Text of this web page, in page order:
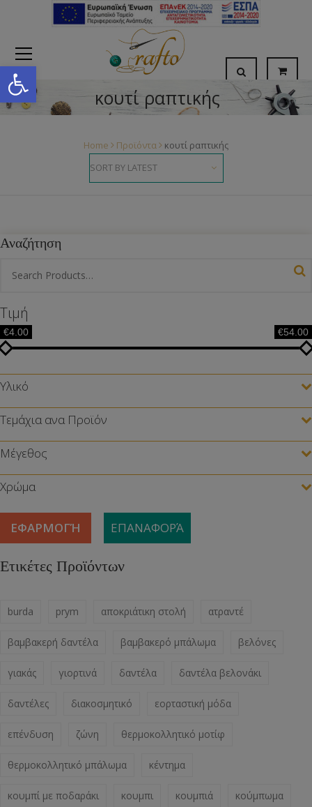
Open toolbar
κουτί ραπτικής
Home Προϊόντα κουτί ραπτικής
Αναζήτηση
Τιμή
€4.00 €54.00
Υλικό
Τεμάχια ανα Προϊόν
Μέγεθος
Χρώμα
ΕΦΑΡΜΟΓΉ ΕΠΑΝΑΦΟΡΆ
Ετικέτες Προϊόντων
burda prym αποκριάτικη στολή ατραντέ
βαμβακερή δαντέλα βαμβακερό μπάλωμα βελόνες
γιακάς γιορτινά δαντέλα δαντέλα βελονάκι
δαντέλες διακοσμητικό εορταστική μόδα
επένδυση ζώνη θερμοκολλητικό μοτίφ
θερμοκολλητικό μπάλωμα κέντημα
κουμπί με ποδαράκι κουμπι κουμπιά κούμπωμα